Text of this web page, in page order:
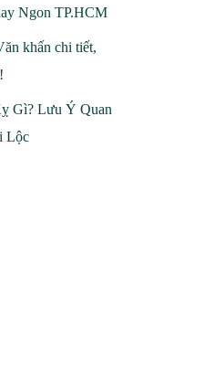
Ngon TP.HCM
khấn chi tiết,
Gì? Lưu Ý Quan
Lộc